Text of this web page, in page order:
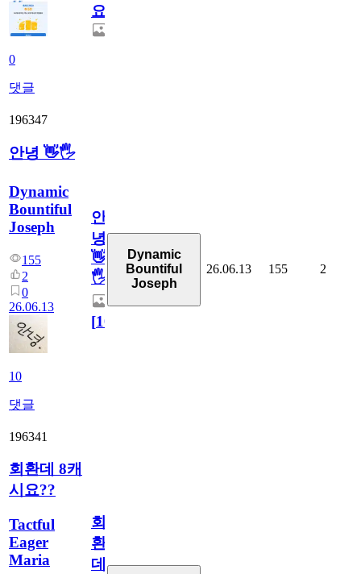
0
댓글
요.
196347
안녕 👋🖐
Dynamic
Bountiful
Joseph
155
2
0
26.06.13
10
댓글
안
녕
👋
🖐
[10
Dynamic
Bountiful
Joseph
26.06.13 155 2
196341
회환데 8캐
시요??
Tactful
Eager
Maria
회
환
데